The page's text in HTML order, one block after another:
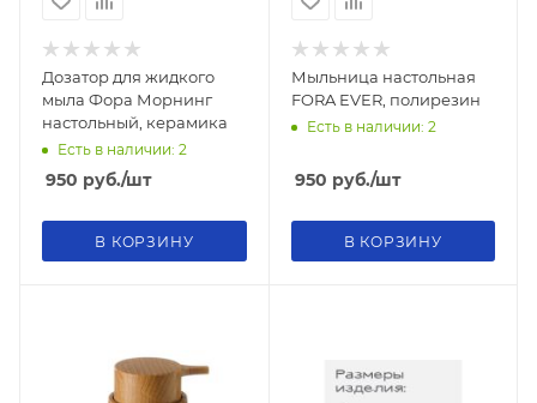
Дозатор для жидкого
мыла Фора Морнинг
настольный, керамика
Есть в наличии: 2
950 руб./шт
В КОРЗИНУ
Мыльница настольная
FORA EVER, полирезин
Есть в наличии: 2
950 руб./шт
В КОРЗИНУ